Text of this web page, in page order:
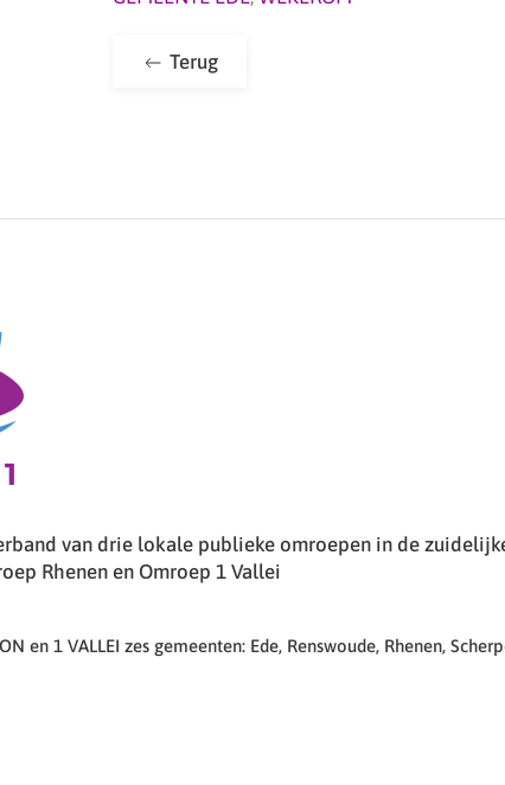
Terug
van drie lokale publieke omroepen in de
Rhenen en Omroep 1 Vallei
en 1 VALLEI zes gemeenten: Ede, Renswoude, Rhenen,